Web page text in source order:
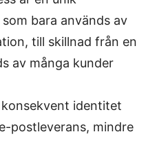
bara används av
till skillnad från en
av många kunder
identitet
postleverans, mindre